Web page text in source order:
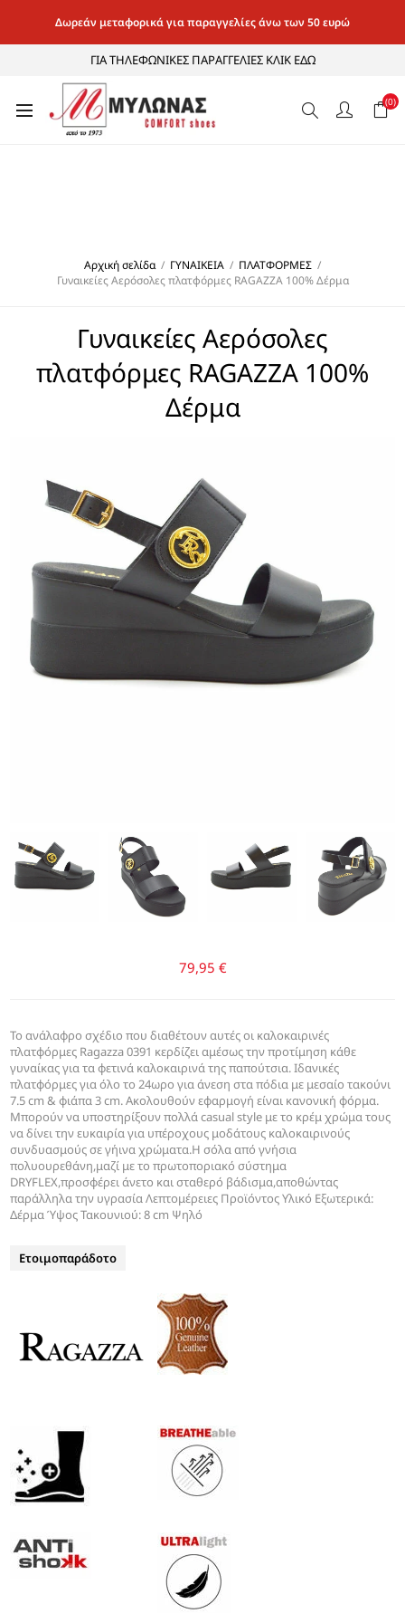
Δωρεάν μεταφορικά για παραγγελίες άνω των 50 ευρώ
ΓΙΑ ΤΗΛΕΦΩΝΙΚΕΣ ΠΑΡΑΓΓΕΛΙΕΣ ΚΛΙΚ ΕΔΩ
(0)
Αρχική σελίδα / ΓΥΝΑΙΚΕΙΑ / ΠΛΑΤΦΟΡΜΕΣ /
Γυναικείες Αερόσολες πλατφόρμες RAGAZZA 100% Δέρμα
Γυναικείες Αερόσολες
πλατφόρμες RAGAZZA 100%
Δέρμα
79,95 €
Το ανάλαφρο σχέδιο που διαθέτουν αυτές οι καλοκαιρινές
πλατφόρμες Ragazza 0391 κερδίζει αμέσως την προτίμηση κάθε
γυναίκας για τα φετινά καλοκαιρινά της παπούτσια. Ιδανικές
πλατφόρμες για όλο το 24ωρο για άνεση στα πόδια με μεσαίο τακούνι
7.5 cm & φιάπα 3 cm. Ακολουθούν εφαρμογή είναι κανονική φόρμα.
Μπορούν να υποστηρίξουν πολλά casual style με το κρέμ χρώμα τους
να δίνει την ευκαιρία για υπέροχους μοδάτους καλοκαιρινούς
συνδυασμούς σε γήινα χρώματα.Η σόλα από γνήσια
πολυουρεθάνη,μαζί με το πρωτοποριακό σύστημα
DRYFLEX,προσφέρει άνετο και σταθερό βάδισμα,αποθώντας
παράλληλα την υγρασία Λεπτομέρειες Προϊόντος Υλικό Εξωτερικά:
Δέρμα Ύψος Τακουνιού: 8 cm Ψηλό
Ετοιμοπαράδοτο